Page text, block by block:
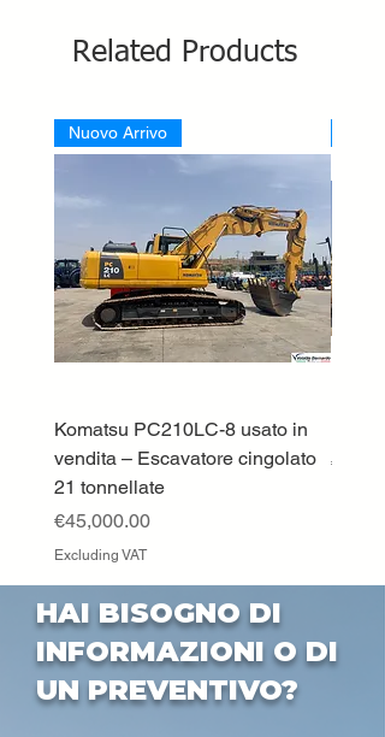
Related Products
Nuovo Arrivo
Komatsu PC210LC-8 usato in
vendita – Escavatore cingolato
21 tonnellate
Price
€45,000.00
Excluding VAT
Price
HAI BISOGNO DI
INFORMAZIONI O DI
UN PREVENTIVO?